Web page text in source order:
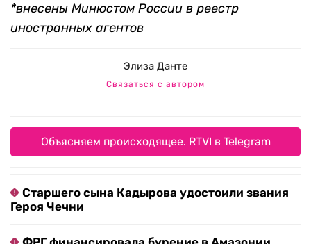
*внесены Минюстом России в реестр
иностранных агентов
Элиза Данте
Связаться с автором
Объясняем происходящее. RTVI в Telegram
Старшего сына Кадырова удостоили звания
Героя Чечни